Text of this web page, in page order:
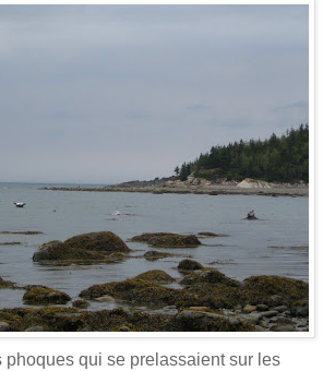
phoques qui se prelassaient sur les